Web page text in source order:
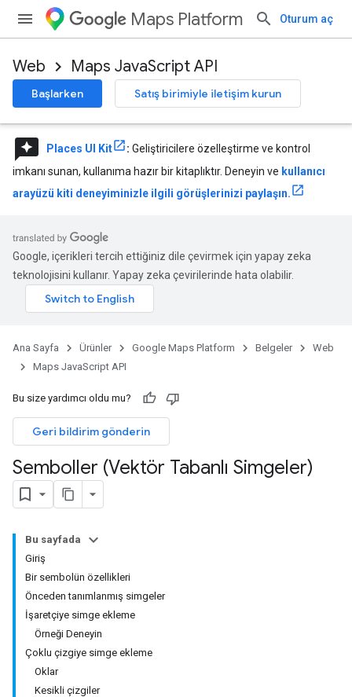
Maps Platform Oturum aç
Web Maps JavaScript API
Başlarken Satış birimiyle iletişim kurun
reviews Places UI Kit : Geliştiricilere özelleştirme ve kontrol
imkanı sunan, kullanıma hazır bir kitaplıktır. Deneyin ve kullanıcı
arayüzü kiti deneyiminizle ilgili görüşlerinizi paylaşın.
Google, içerikleri tercih ettiğiniz dile çevirmek için yapay zeka
teknolojisini kullanır. Yapay zeka çevirilerinde hata olabilir.
Ana Sayfa Ürünler Google Maps Platform Belgeler
Web
Maps JavaScript API
Bu size yardımcı oldu mu?
Geri bildirim gönderin
Semboller (Vektör Tabanlı Simgeler)
Bu sayfada
Giriş
Bir sembolün özellikleri
Önceden tanımlanmış simgeler
İşaretçiye simge ekleme
Örneği Deneyin
Çoklu çizgiye simge ekleme
Oklar
Kesikli çizgiler